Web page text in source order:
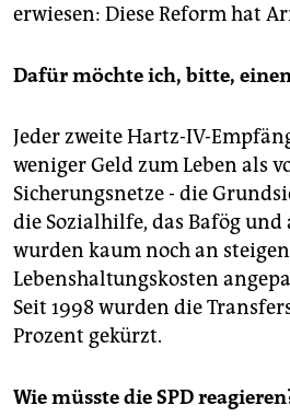
erwiesen: Diese Reform hat
Dafür möchte ich, bitte,
Jeder zweite Hartz-IV-
weniger Geld zum Leben als
Sicherungsnetze - die
die Sozialhilfe, das Bafög und
wurden kaum noch an
Lebenshaltungskosten
Seit 1998 wurden die
Prozent gekürzt.
Wie müsste die SPD